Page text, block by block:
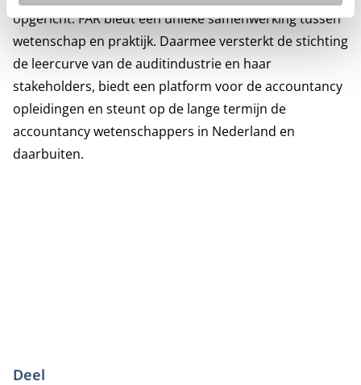
opgericht. FAR biedt een unieke samenwerking tussen
wetenschap en praktijk. Daarmee versterkt de stichting
de leercurve van de auditindustrie en haar
stakeholders, biedt een platform voor de accountancy
opleidingen en steunt op de lange termijn de
accountancy wetenschappers in Nederland en
daarbuiten.
Deel